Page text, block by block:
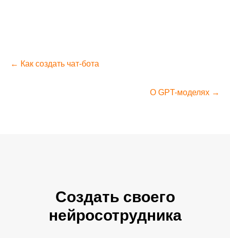
← Как создать чат-бота
О GPT-моделях →
Создать своего
нейросотрудника